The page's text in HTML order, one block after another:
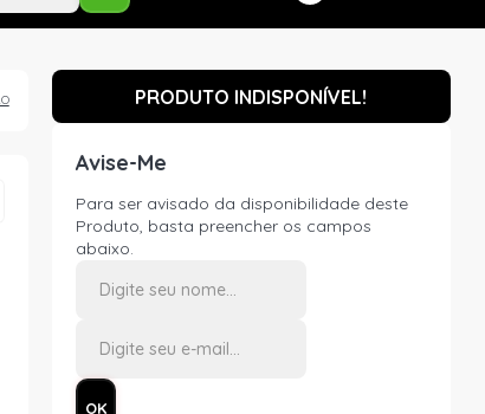
PRODUTO INDISPONÍVEL!
Avise-Me
Para ser avisado da disponibilidade deste
Produto, basta preencher os campos
abaixo.